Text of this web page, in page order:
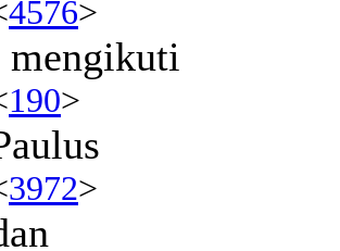
4576>
mengikuti
190>
3972>